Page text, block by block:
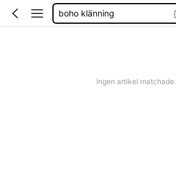
boho klänning
Ingen artikel matchade.